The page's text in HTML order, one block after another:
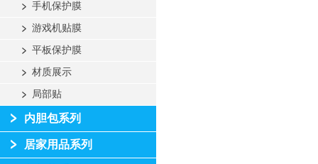
手机保护膜
游戏机贴膜
平板保护膜
材质展示
局部贴
内胆包系列
居家用品系列